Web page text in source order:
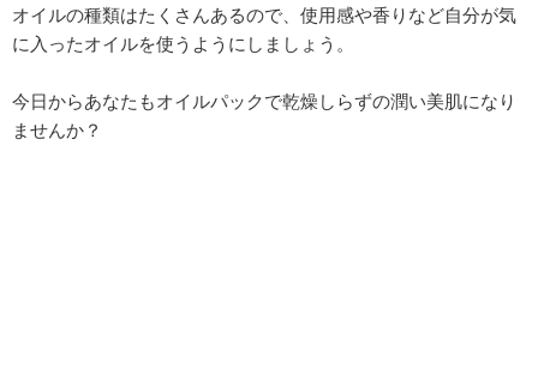
オイルの種類はたくさんあるので、使用感や香りなど自分が気
に入ったオイルを使うようにしましょう。
今日からあなたもオイルパックで乾燥しらずの潤い美肌になり
ませんか？